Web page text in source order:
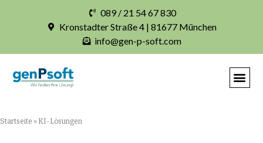
089 / 21 54 67 830
Kronstadter Straße 4 | 81677 München
info@gen-p-soft.com
Startseite » KI-Lösungen